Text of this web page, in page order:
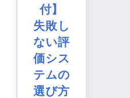
付】
失敗し
ない評
価シス
テムの
選び方